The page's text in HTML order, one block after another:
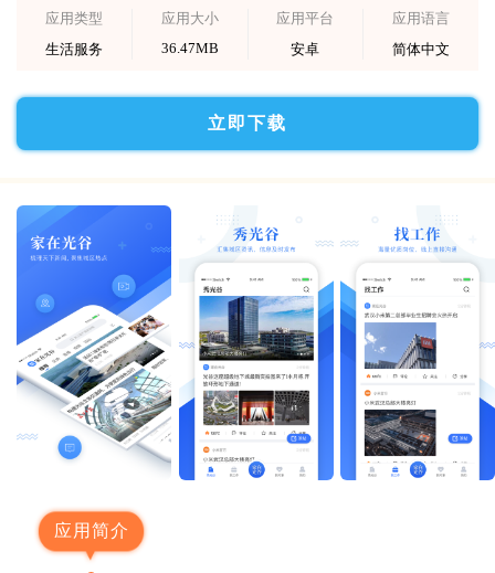
应用类型
生活服务
应用大小
36.47MB
应用平台
安卓
应用语言
简体中文
立即下载
应用简介